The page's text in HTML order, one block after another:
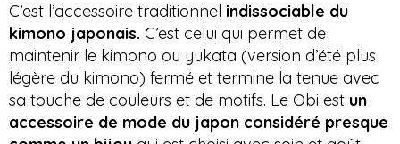
C’est l’accessoire traditionnel indissociable du
kimono japonais. C’est celui qui permet de
maintenir le kimono ou yukata (version d’été plus
légère du kimono) fermé et termine la tenue avec
sa touche de couleurs et de motifs. Le Obi est un
accessoire de mode du japon considéré presque